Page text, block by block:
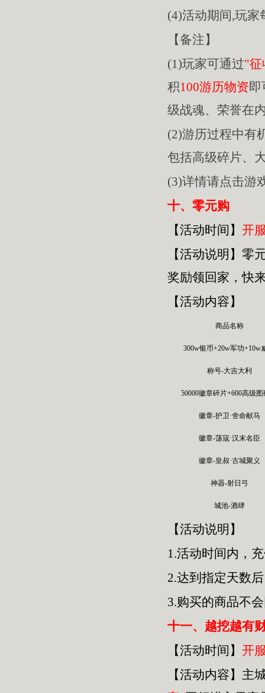
(4)活动期间,玩家
【备注】
(1)玩家可通过"征
积100游历物资即
级战魂、荣誉在
(2)游历过程中有
包括高级碎片、
(3)详情请点击游
十、零元购
【活动时间】 开
【活动说明 】 零
奖励领回家，快
【活动内容】
商品名称
300w银币+20w军功+10w
称号-大吉大利
50000徽章碎片+600高级
徽章-护卫·舍命献马
徽章-荡寇·汉末名臣
徽章-皇叔·古城聚义
神器-射日弓
城池-酒肆
【活动说明】
1.活动时间内，
2.达到指定天数
3.购买的商品不
十一、越挖越有
【活动时间】 开
【活动内容】主